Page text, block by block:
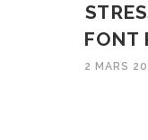
FONT
2 MARS